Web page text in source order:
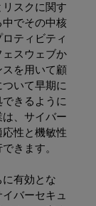
スクに関す
でその中核
ティビティ
スウェブか
を用いて顧
いて早期に
きるように
、サイバー
性と機敏性
きます。
有効とな
バーセキュ